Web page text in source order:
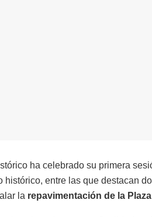
ha celebrado su primera
histórico, entre las que destacan
la repavimentación de la